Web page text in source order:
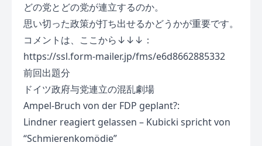
どの党とどの党が連立するのか。
思い切った政策が打ち出せるかどうかが重要です。
コメントは、ここから↓↓↓：
https://ssl.form-mailer.jp/fms/e6d8662885332
前回出題分
ドイツ政府与党連立の混乱劇場
Ampel-Bruch von der FDP geplant?:
Lindner reagiert gelassen – Kubicki spricht von
“Schmierenkomödie”